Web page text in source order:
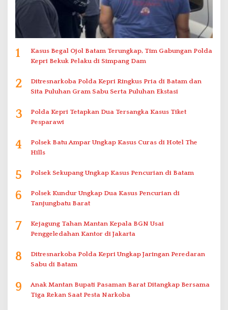
1
Kasus Begal Ojol Batam Terungkap, Tim Gabungan Polda
Kepri Bekuk Pelaku di Simpang Dam
2
Ditresnarkoba Polda Kepri Ringkus Pria di Batam dan
Sita Puluhan Gram Sabu Serta Puluhan Ekstasi
3
Polda Kepri Tetapkan Dua Tersangka Kasus Tiket
Pesparawi
4
Polsek Batu Ampar Ungkap Kasus Curas di Hotel The
Hills
5 Polsek Sekupang Ungkap Kasus Pencurian di Batam
6
Polsek Kundur Ungkap Dua Kasus Pencurian di
Tanjungbatu Barat
7
Kejagung Tahan Mantan Kepala BGN Usai
Penggeledahan Kantor di Jakarta
8
Ditresnarkoba Polda Kepri Ungkap Jaringan Peredaran
Sabu di Batam
9
Anak Mantan Bupati Pasaman Barat Ditangkap Bersama
Tiga Rekan Saat Pesta Narkoba